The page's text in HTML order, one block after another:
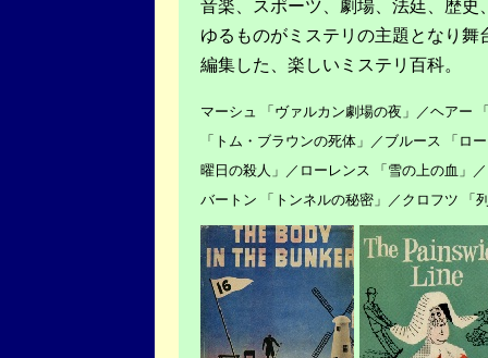
音楽、スポーツ、劇場、法廷、歴
ゆるものがミステリの主題となり
編集した、楽しいミステリ百科。
マーシュ 「ヴァルカン劇場の夜」／ヘアー
「トム・ブラウンの死体」／ブルース 「ロ
曜日の殺人」／ローレンス 「雪の上の血」
バートン 「トンネルの秘密」／クロフツ 「